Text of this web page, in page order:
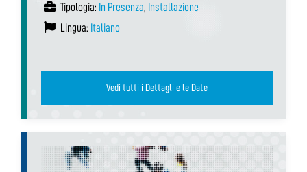
Tipologia: In Presenza, Installazione
Lingua: Italiano
Vedi tutti i Dettagli e le Date